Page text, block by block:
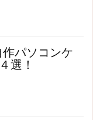
パソコンケ
選！